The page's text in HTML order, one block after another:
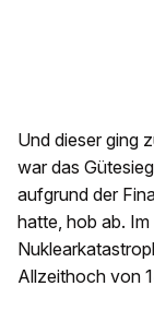
Und dieser ging
war das
aufgrund der
hatte, hob ab.
Allzeithoch von